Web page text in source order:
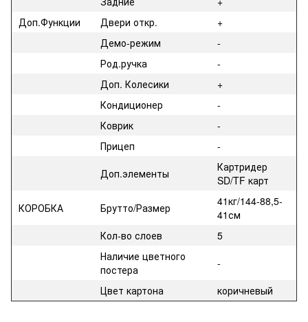
Доп.Функции
Двери откр.
+
Демо-режим
-
Род.ручка
-
Доп. Колесики
+
Кондиционер
-
Коврик
-
Прицеп
-
Доп.элементы
Картридер
SD/TF карт
КОРОБКА
Брутто/Размер
41кг/144-88,5-
41см
Кол-во слоев
5
Наличие цветного
постера
-
Цвет картона
коричневый